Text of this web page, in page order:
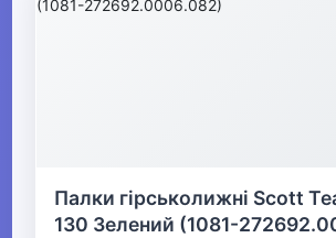
Палки гірськолижні Scott
130 Зелений (1081-